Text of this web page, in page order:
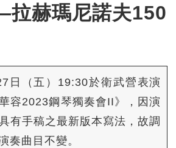
赫瑪尼諾夫150
日（五）19:30於衛武營表演
容2023鋼琴獨奏會II》，因演
有手稿之最新版本寫法，故調
奏曲目不變。